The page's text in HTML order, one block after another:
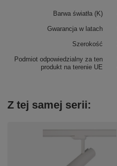
Podmiot odpowiedzialny za ten
produkt na terenie UE
Barwa światła (K)
Gwarancja w latach
Szerokość
Z tej samej serii: